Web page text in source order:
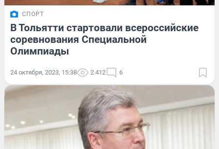
СПОРТ
В Тольятти стартовали всероссийские
соревнования Специальной
Олимпиады
24 октября, 2023, 15:38 2 412 6